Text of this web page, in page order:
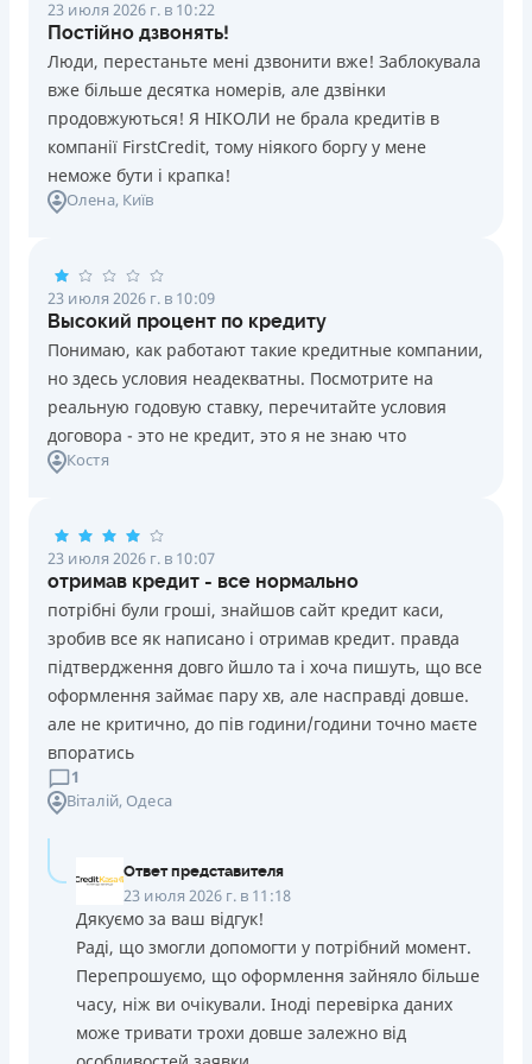
23 июля 2026 г. в 10:22
Постійно дзвонять!
Люди, перестаньте мені дзвонити вже! Заблокувала
вже більше десятка номерів, але дзвінки
продовжуються! Я НІКОЛИ не брала кредитів в
компанії FirstCredit, тому ніякого боргу у мене
неможе бути і крапка!
Олена, Київ
23 июля 2026 г. в 10:09
Высокий процент по кредиту
Понимаю, как работают такие кредитные компании,
но здесь условия неадекватны. Посмотрите на
реальную годовую ставку, перечитайте условия
договора - это не кредит, это я не знаю что
Костя
23 июля 2026 г. в 10:07
отримав кредит - все нормально
потрібні були гроші, знайшов сайт кредит каси,
зробив все як написано і отримав кредит. правда
підтвердження довго йшло та і хоча пишуть, що все
оформлення займає пару хв, але насправді довше.
але не критично, до пів години/години точно маєте
впоратись
1
Віталій, Одеса
Ответ представителя
23 июля 2026 г. в 11:18
Дякуємо за ваш відгук!
Раді, що змогли допомогти у потрібний момент.
Перепрошуємо, що оформлення зайняло більше
часу, ніж ви очікували. Іноді перевірка даних
може тривати трохи довше залежно від